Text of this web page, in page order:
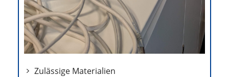
Zulässige Materialien